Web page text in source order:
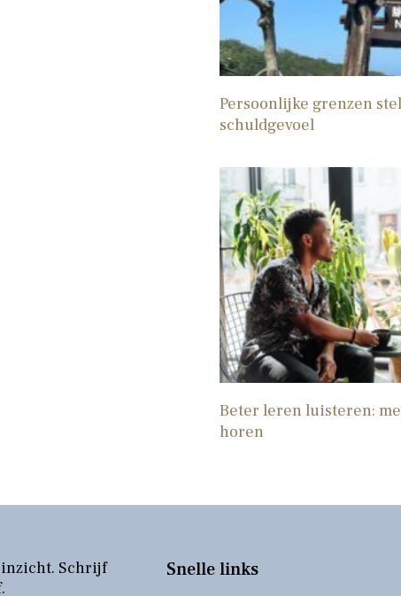
Persoonlijke grenzen
schuldgevoel
Beter leren luisteren:
horen
Schrijf
Snelle links